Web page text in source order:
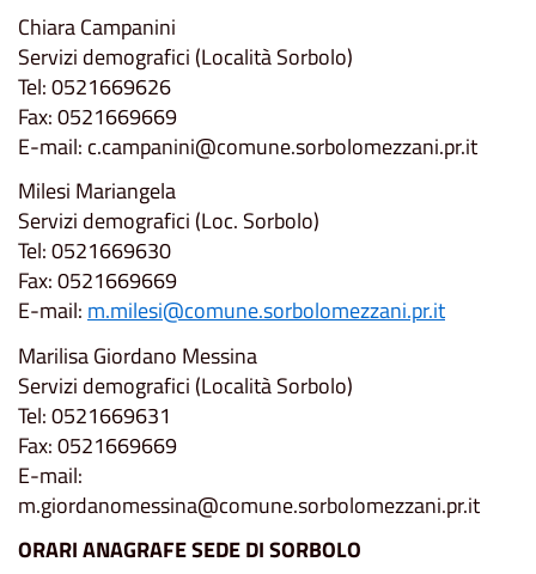
Chiara Campanini
Servizi demografici (Località Sorbolo)
Tel: 0521669626
Fax: 0521669669
E-mail: c.campanini@comune.sorbolomezzani.pr.it
Milesi Mariangela
Servizi demografici (Loc. Sorbolo)
Tel: 0521669630
Fax: 0521669669
E-mail: m.milesi@comune.sorbolomezzani.pr.it
Marilisa Giordano Messina
Servizi demografici (Località Sorbolo)
Tel: 0521669631
Fax: 0521669669
E-mail:
m.giordanomessina@comune.sorbolomezzani.pr.it
ORARI ANAGRAFE SEDE DI SORBOLO